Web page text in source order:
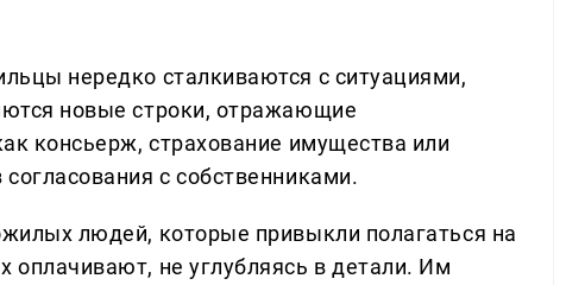
нередко сталкиваются с ситуациями,
новые строки, отражающие
консьерж, страхование имущества или
с собственниками.
людей, которые привыкли полагаться на
не углубляясь в детали. Им